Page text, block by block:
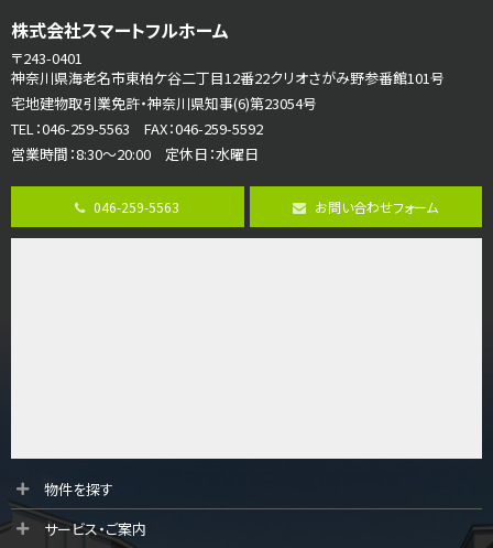
橋本駅
バ19分 歩8分
開放感があり日当たり良好な南西・北西角地区画。 …
第8位
3,680万円
4ＬＤＫ
さがみ野駅
第10位
3,180万円
株式会社スマートフルホーム
〒243-0401
神奈川県海老名市東柏ケ谷二丁目12番22クリオさがみ野参番館101号
宅地建物取引業免許・神奈川県知事(6)第23054号
TEL：046-259-5563 FAX：046-259-5592
営業時間：8:30～20:00 定休日：水曜日
046-259-5563 お問い合わせフォーム
物件を探す
サービス・ご案内